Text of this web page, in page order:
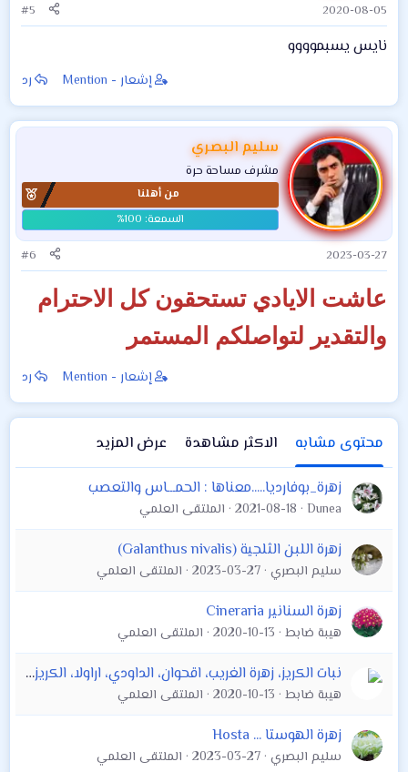
2020-08-05
#5
نايس يسبموووو
إشعار - Mention رد
سليم البصري
مشرف مساحة حرة
من أهلنا
2023-03-27
#6
عاشت الايادي تستحقون كل الاحترام
والتقدير لتواصلكم المستمر
إشعار - Mention رد
محتوى مشابه الاكثر مشاهدة
عرض المزيد
زهرة_بوفارديا.....معناها : الحمـــاس والتعصب
Dunea
2021-08-18 الملتقى العلمي
زهرة اللبن الثلجية (Galanthus nivalis)
سليم البصري 2023-03-27 الملتقى العلمي
زهرة السنانير Cineraria
هيبة ضابط 2020-10-13 الملتقى العلمي
نبات الكريز، زهرة الغريب، اقحوان، الداودي، اراولا، الكريزانثيم ،
هيبة ضابط 2020-10-13 الملتقى العلمي
زهرة الهوستا ... Hosta
سليم البصري 2023-03-27 الملتقى العلمي